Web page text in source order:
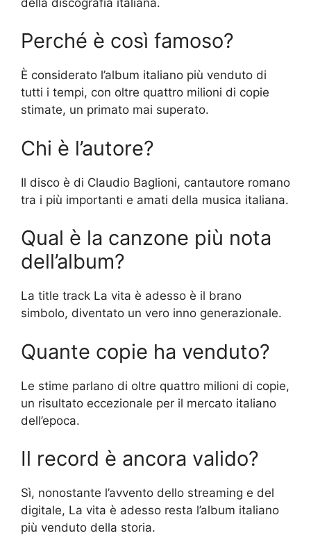
Perché è così famoso?
È considerato l’album italiano più venduto di
tutti i tempi, con oltre quattro milioni di copie
stimate, un primato mai superato.
Chi è l’autore?
Il disco è di Claudio Baglioni, cantautore romano
tra i più importanti e amati della musica italiana.
Qual è la canzone più nota
dell’album?
La title track La vita è adesso è il brano
simbolo, diventato un vero inno generazionale.
Quante copie ha venduto?
Le stime parlano di oltre quattro milioni di copie,
un risultato eccezionale per il mercato italiano
dell’epoca.
Il record è ancora valido?
Sì, nonostante l’avvento dello streaming e del
digitale, La vita è adesso resta l’album italiano
più venduto della storia.